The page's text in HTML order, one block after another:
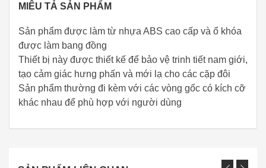
MIÊU TẢ SẢN PHẨM
Sản phẩm được làm từ nhựa ABS cao cấp và ổ khóa
được làm bang đồng
Thiết bị này được thiết kế để bảo vệ trinh tiết nam giới,
tạo cảm giác hưng phấn và mới lạ cho các cặp đôi
Sản phẩm thường đi kèm với các vòng gốc có kích cỡ
khác nhau để phù hợp với người dùng